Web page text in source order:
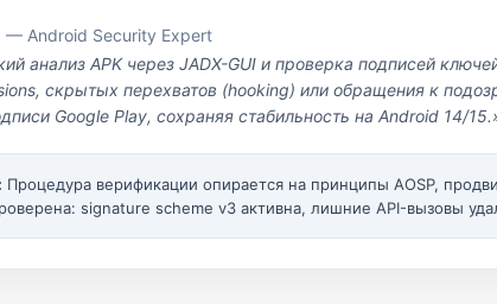
— Android Security Expert
анализ APK через JADX-GUI и проверка подписей
скрытых перехватов (hooking) или обращения к
Google Play, сохраняя стабильность на Android 14/
Процедура верификации опирается на принципы AOSP,
signature scheme v3 активна, лишние API-вызовы